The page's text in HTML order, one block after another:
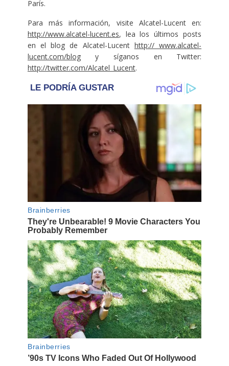
París.
Para más información, visite Alcatel-Lucent en:
http://www.alcatel-lucent.es, lea los últimos posts
en el blog de Alcatel-Lucent http:// www.alcatel-
lucent.com/blogy síganos en Twitter:
http://twitter.com/Alcatel_Lucent.